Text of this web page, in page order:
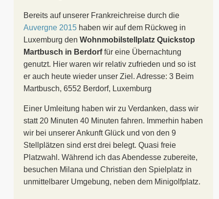
Bereits auf unserer Frankreichreise durch die
Auvergne 2015 haben wir auf dem Rückweg in
Luxemburg den Wohnmobilstellplatz Quickstop
Martbusch in Berdorffür eine Übernachtung
genutzt. Hier waren wir relativ zufrieden und so ist
er auch heute wieder unser Ziel. Adresse: 3 Beim
Martbusch, 6552 Berdorf, Luxemburg
Einer Umleitung haben wir zu Verdanken, dass wir
statt 20 Minuten 40 Minuten fahren. Immerhin haben
wir bei unserer Ankunft Glück und von den 9
Stellplätzen sind erst drei belegt. Quasi freie
Platzwahl. Während ich das Abendesse zubereite,
besuchen Milana und Christian den Spielplatz in
unmittelbarer Umgebung, neben dem Minigolfplatz.